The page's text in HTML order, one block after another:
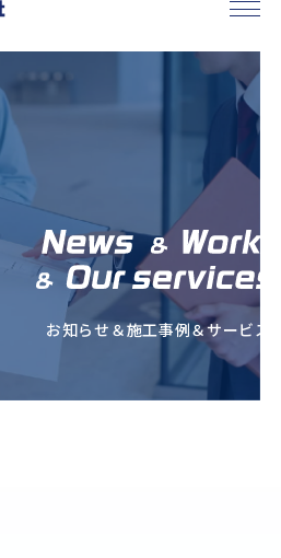
お知らせ＆施工事例＆サービス